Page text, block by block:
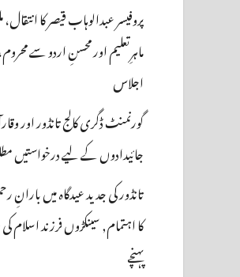
پروفیسر عبدالوہاب قیصر کا
ماہرِتعلیم اور محسنِ اردو سے
اجلاس
گورنمنٹ ڈگری کالج تانڈور اور
جائیدادوں کے لیے درخواستیں
تانڈور کی جدید عیدگاہ میں
کا اہتمام, سینکڑوں فرزند
پہنچے